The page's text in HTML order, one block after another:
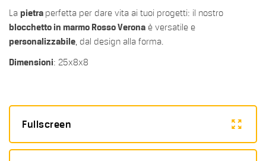
La pietra perfetta per dare vita ai tuoi progetti: il nostro
blocchetto in marmo Rosso Verona è versatile e
personalizzabile , dal design alla forma.
Dimensioni: 25x8x8
Fullscreen